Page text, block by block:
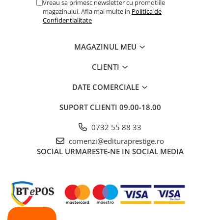
Dezvoltarea Afacerilor
Parenting & Familie
Creativitate
Educative
Vreau sa primesc newsletter cu promotiile
magazinului. Afla mai multe in Politica de
Confidentialitate
MAGAZINUL MEU
CLIENTI
DATE COMERCIALE
SUPORT CLIENTI 09.00-18.00
0732 55 88 33
comenzi@edituraprestige.ro
SOCIAL URMARESTE-NE IN SOCIAL MEDIA